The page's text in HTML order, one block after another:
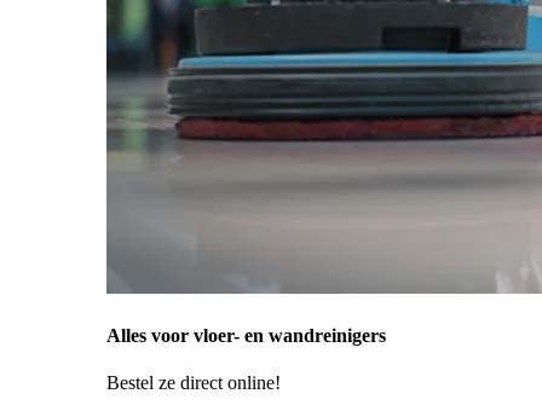
Alles voor vloer- en wandreinigers
Bestel ze direct online!